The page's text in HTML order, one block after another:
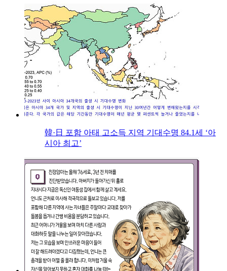
韓·日 포함 아태 고소득 지역 기대수명 84.1세 ‘아
시아 최고’